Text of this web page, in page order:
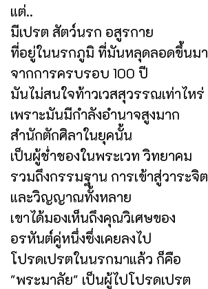
แต่..
มีเปรต สัตว์นรก อสูรกาย
ที่อยู่ในนรกภูมิ ที่มันหลุดลอดขึ้นมา
จากการครบรอบ 100 ปี
มันไม่สนใจท้าวเวสสุวรรณเท่าไหร่
เพราะมันมีกำลังอำนาจสูงมาก
สำนักตักศิลาในยุคนั้น
เป็นผู้ช่ำชองในพระเวท วิทยาคม
รวมถึงกรรมฐาน การเข้าสู่วาระจิต
และวิญญาณทั้งหลาย
เขาได้มองเห็นถึงคุณวิเศษของ
อรหันต์คู่หนึ่งซึ่งเคยลงไป
โปรดเปรตในนรกมาแล้ว ก็คือ
"พระมาลัย" เป็นผู้ไปโปรดเปรต